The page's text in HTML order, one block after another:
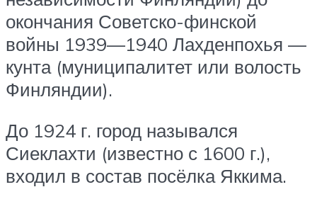
окончания Советско-финской
войны 1939—1940 Лахденпохья —
кунта (муниципалитет или волость
Финляндии).
До 1924 г. город назывался
Сиеклахти (известно с 1600 г.),
входил в состав посёлка Яккима.